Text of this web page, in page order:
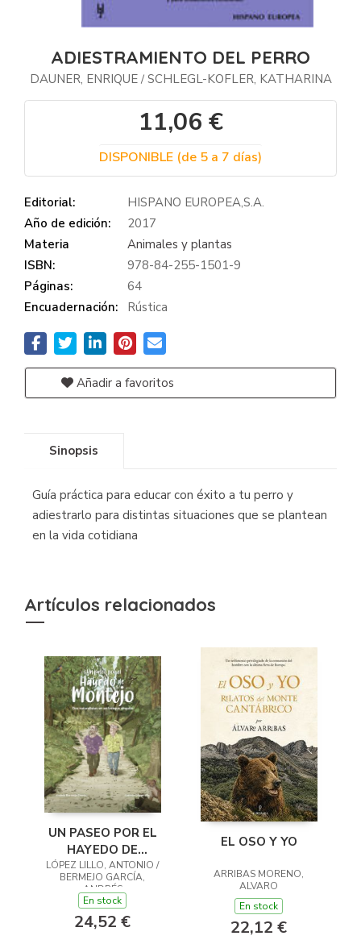
ADIESTRAMIENTO DEL PERRO
DAUNER, ENRIQUE/ SCHLEGL-KOFLER, KATHARINA
11,06 €
DISPONIBLE (de 5 a 7 días)
Editorial:
HISPANO EUROPEA,S.A.
Año de edición:
2017
Materia
Animales y plantas
ISBN:
978-84-255-1501-9
Páginas:
64
Encuadernación:
Rústica
Añadir a favoritos
Sinopsis
Guía práctica para educar con éxito a tu perro y
adiestrarlo para distintas situaciones que se plantean
en la vida cotidiana
Artículos relacionados
UN PASEO POR EL
HAYEDO DE
MONTEJO
LÓPEZ LILLO, ANTONIO /
BERMEJO GARCÍA,
ANDRÉS
En stock
24,52 €
EL OSO Y YO
ARRIBAS MORENO,
ALVARO
En stock
22,12 €